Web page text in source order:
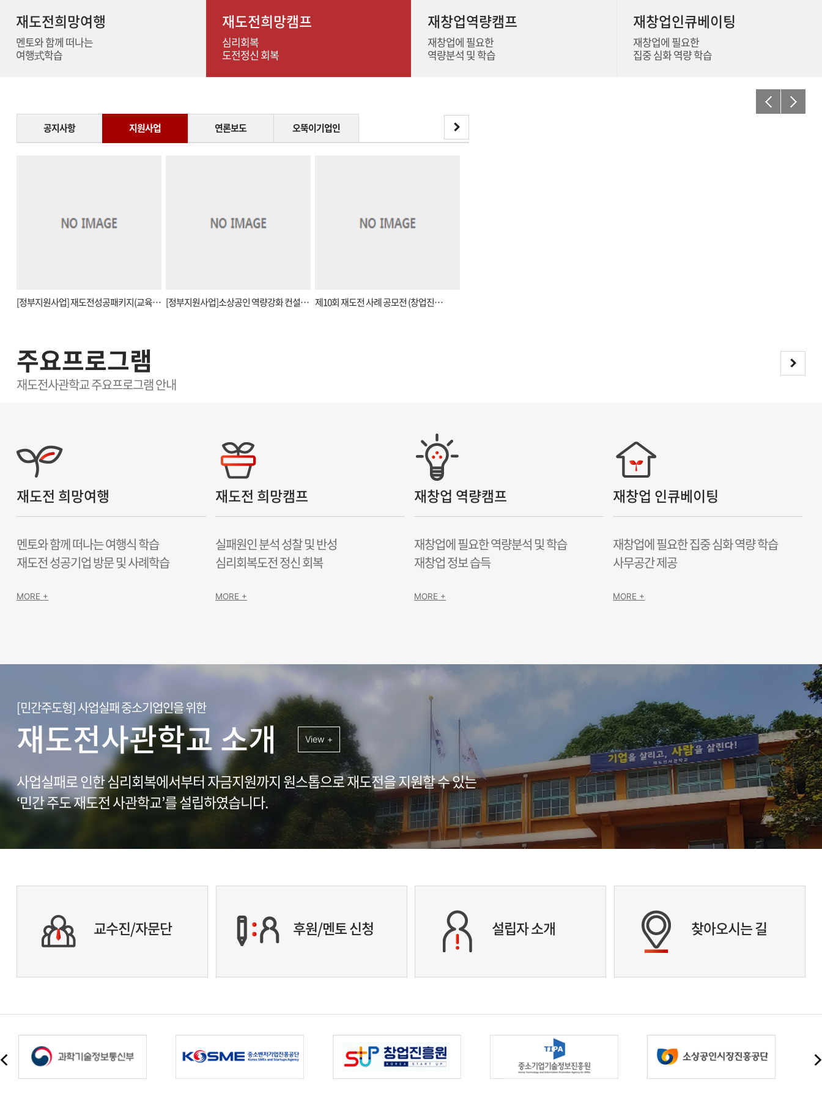
재도전희망여행
멘토와 함께 떠나는
여행式학습
재도전희망캠프
심리회복
도전정신 회복
재창업역량캠프
재창업에 필요한
역량분석 및 학습
재창업인큐베이팅
재창업에 필요한
집중 심화 역량 학습
공지사항 지원사업 연론보도 오뚝이기업인
[정부지원사업] 재도전성공패키지(교육… [정부지원사업]소상공인 역량강화 컨설… 제10회 재도전 사례 공모전 (창업진…
주요프로그램
재도전사관학교 주요프로그램 안내
재도전 희망여행
멘토와 함께 떠나는 여행식 학습
재도전 성공기업 방문 및 사례학습
MORE +
재도전 희망캠프
실패원인 분석 성찰 및 반성
심리회복도전 정신 회복
MORE +
재창업 역량캠프
재창업에 필요한 역량분석 및 학습
재창업 정보 습득
MORE +
재창업 인큐베이팅
재창업에 필요한 집중 심화 역량 학습
사무공간 제공
MORE +
[민간주도형] 사업실패 중소기업인을 위한
재도전사관학교 소개 View +
사업실패로 인한 심리회복에서부터 자금지원까지 원스톱으로 재도전을 지원할 수 있는
‘민간 주도 재도전 사관학교’를 설립하였습니다.
교수진/자문단 후원/멘토 신청 설립자 소개 찾아오시는 길